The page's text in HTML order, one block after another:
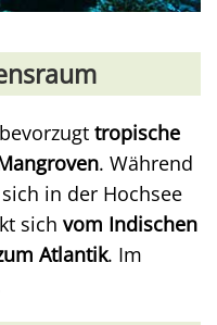
tropische
. Während
in der Hochsee
sich vom Indischen
Atlantik. Im